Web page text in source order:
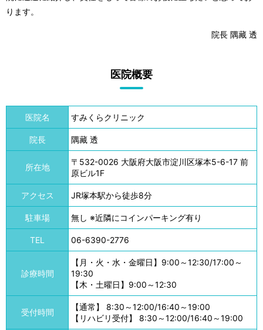
ります。
院長 隅藏 透
医院概要
医院名 すみくらクリニック
院長 隅藏 透
所在地
〒532-0026 大阪府大阪市淀川区塚本5-6-17 前
原ビル1F
アクセス JR塚本駅から徒歩8分
駐車場 無し ※近隣にコインパーキング有り
TEL 06-6390-2776
診療時間
【月・火・水・金曜日】9:00～12:30/17:00～
19:30
【木・土曜日】9:00～12:30
受付時間
【通常】 8:30～12:00/16:40～19:00
【リハビリ受付】 8:30～12:00/16:40～19:00